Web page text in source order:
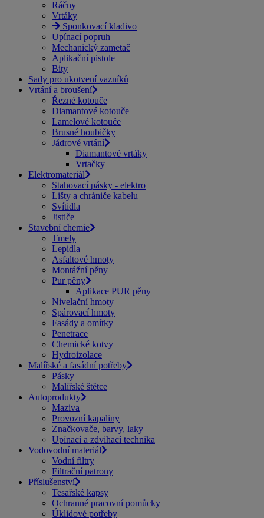
Ráčny
Vrtáky
Sponkovací kladivo
Upínací popruh
Mechanický zametač
Aplikační pistole
Bity
Sady pro ukotvení vazníků
Vrtání a broušení
Řezné kotouče
Diamantové kotouče
Lamelové kotouče
Brusné houbičky
Jádrové vrtání
Diamantové vrtáky
Vrtačky
Elektromateriál
Stahovací pásky - elektro
Lišty a chrániče kabelu
Svítidla
Jističe
Stavební chemie
Tmely
Lepidla
Asfaltové hmoty
Montážní pěny
Pur pěny
Aplikace PUR pěny
Nivelační hmoty
Spárovací hmoty
Fasády a omítky
Penetrace
Chemické kotvy
Hydroizolace
Malířské a fasádní potřeby
Pásky
Malířské štětce
Autoprodukty
Maziva
Provozní kapaliny
Značkovače, barvy, laky
Upínací a zdvihací technika
Vodovodní materiál
Vodní filtry
Filtrační patrony
Příslušenství
Tesařské kapsy
Ochranné pracovní pomůcky
Úklidové potřeby